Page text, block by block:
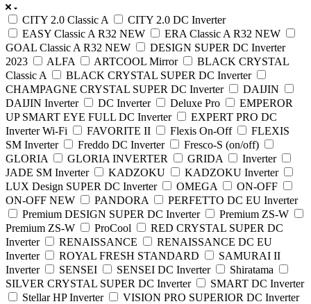
CITY 2.0 Classic A
CITY 2.0 DC Inverter
EASY Classic A R32 NEW
ERA Classic A R32 NEW
GOAL Classic A R32 NEW
DESIGN SUPER DC Inverter
2023
ALFA ARTCOOL Mirror
BLACK CRYSTAL
Classic A
BLACK CRYSTAL SUPER DC Inverter
CHAMPAGNE CRYSTAL SUPER DC Inverter
DAIJIN
DAIJIN Inverter
DC Inverter Deluxe Pro
EMPEROR
UP SMART EYE FULL DC Inverter
EXPERT PRO DC
Inverter Wi-Fi
FAVORITE II Flexis On-Off
FLEXIS
SM Inverter
Freddo DC Inverter
Fresco-S (on/off)
GLORIA
GLORIA INVERTER GRIDA
Inverter
JADE SM Inverter
KADZOKU
KADZOKU Inverter
LUX Design SUPER DC Inverter
OMEGA
ON-OFF
ON-OFF NEW
PANDORA
PERFETTO DC EU Inverter
Premium DESIGN SUPER DC Inverter
Premium ZS-W
Premium ZS-W
ProCool
RED CRYSTAL SUPER DC
Inverter
RENAISSANCE
RENAISSANCE DC EU
Inverter
ROYAL FRESH STANDARD
SAMURAI II
Inverter
SENSEI SENSEI DC Inverter
Shiratama
SILVER CRYSTAL SUPER DC Inverter
SMART DC Inverter
Stellar HP Inverter
VISION PRO SUPERIOR DC Inverter